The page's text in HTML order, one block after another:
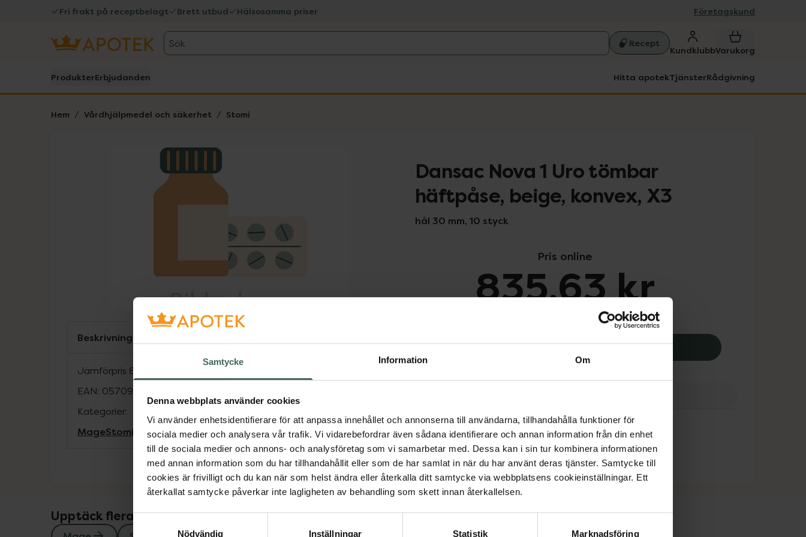
Samtycke Information Om
Denna webbplats använder cookies
Vi använder enhetsidentifierare för att anpassa innehållet och annonserna till användarna, tillhandahålla funktioner för
sociala medier och analysera vår trafik. Vi vidarebefordrar även sådana identifierare och annan information från din enhet
till de sociala medier och annons- och analysföretag som vi samarbetar med. Dessa kan i sin tur kombinera informationen
med annan information som du har tillhandahållit eller som de har samlat in när du har använt deras tjänster. Samtycke till
cookies är frivilligt och du kan när som helst ändra eller återkalla ditt samtycke via webbplatsens cookieinställningar. Ett
återkallat samtycke påverkar inte lagligheten av behandling som skett innan återkallelsen.
Samtyckesval
Nödvändig
Inställningar Statistik Marknadsföring
Fri frakt på receptbelagt Brett utbud Hälsosamma priser Företagskund
Sök Recept
KundklubbVarukorg
ProdukterErbjudanden Hitta apotekTjänsterRådgivning
Hem Vårdhjälpmedel och säkerhet Stomi
Lista: . Innehåller 1 objekt.
Dansac Nova 1 Uro tömbar
häftpåse, beige, konvex, X3
hål 30 mm, 10 styck
Pris online
835,63 kr
835,63 kr
KöpDansac Nova 1 Uro tömbar
Aktuella erbjudanden
Beskrivning
Jämförpris 83,56 kr
EAN: 05709817363388
Kategorier:
MageStomi
Upptäck flera produkter inom